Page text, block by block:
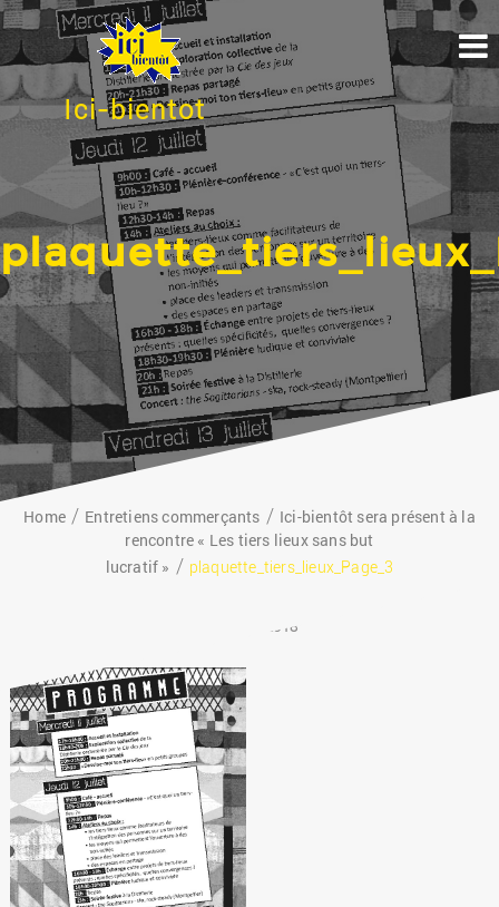
Ici-bientot
Home Entretiens commerçants
Ici-bientôt sera présent à la
rencontre « Les tiers lieux sans but
lucratif »
plaquette_tiers_lieux_Page_3
1 juin 2018